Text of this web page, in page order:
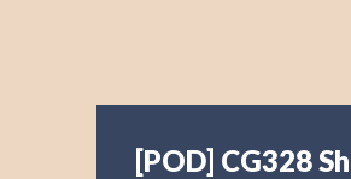
[POD] CG328